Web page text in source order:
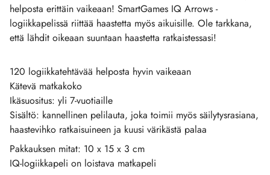
helposta erittäin vaikeaan! SmartGames IQ Arrows -
logiikkapelissä riittää haastetta myös aikuisille. Ole tarkkana,
että lähdit oikeaan suuntaan haastetta ratkaistessasi!
120 logiikkatehtävää helposta hyvin vaikeaan
Kätevä matkakoko
Ikäsuositus: yli 7-vuotiaille
Sisältö: kannellinen pelilauta, joka toimii myös säilytysrasiana,
haastevihko ratkaisuineen ja kuusi värikästä palaa
Pakkauksen mitat: 10 x 15 x 3 cm
IQ-logiikkapeli on loistava matkapeli